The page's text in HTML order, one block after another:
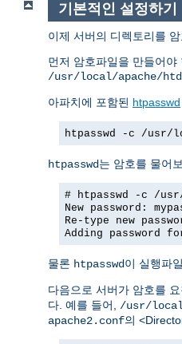
기본적인 설정하기
이제 서버의 디렉토리를
먼저 암호파일을 만들어
/usr/local/apache/
아파치에 포함된 htpasswd
htpasswd -c /usr/
htpasswd는 암호를 물어
# htpasswd -c /usr/
New password:
Re-type new
Adding password
물론 htpasswd이 실행파
다음으로 서버가 암호를
다. 예를 들어, /usr/
apache2.conf의